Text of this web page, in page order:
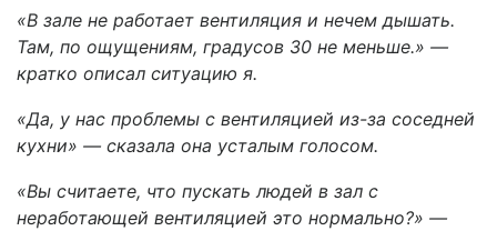
«В зале не работает вентиляция и нечем дышать.
Там, по ощущениям, градусов 30 не меньше.» —
кратко описал ситуацию я.
«Да, у нас проблемы с вентиляцией из-за соседней
кухни» — сказала она усталым голосом.
«Вы считаете, что пускать людей в зал с
неработающей вентиляцией это нормально?» —